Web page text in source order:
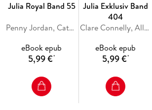
Julia Royal Band 55
Penny Jordan, Catherine George, Sara Craven
eBook epub
5,99 €*
Julia Exklusiv Band
404
Clare Connelly, Ally Blake, Maya Blake
eBook epub
5,99 €*